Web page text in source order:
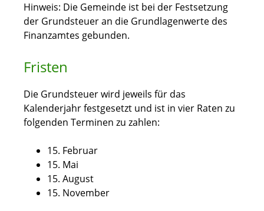
Hinweis: Die Gemeinde ist bei der Festsetzung
der Grundsteuer an die Grundlagenwerte des
Finanzamtes gebunden.
Fristen
Die Grundsteuer wird jeweils für das
Kalenderjahr festgesetzt und ist in vier Raten zu
folgenden Terminen zu zahlen:
15. Februar
15. Mai
15. August
15. November